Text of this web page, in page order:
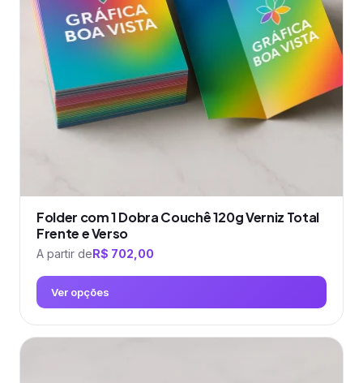
podem
ser
escolhidas
página
produto
Folder com 1 Dobra Couchê 120g Verniz Total
Frente e Verso
A partir deR$ 702,00
Ver opções
Este
produto